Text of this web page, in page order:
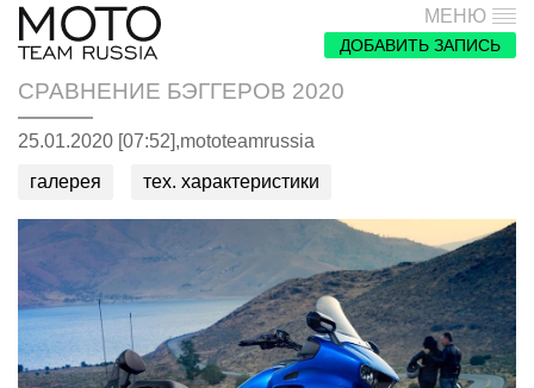
МЕНЮ
ДОБАВИТЬ ЗАПИСЬ
СРАВНЕНИЕ БЭГГЕРОВ 2020
25.01.2020 [07:52],mototeamrussia
галерея
тех. характеристики